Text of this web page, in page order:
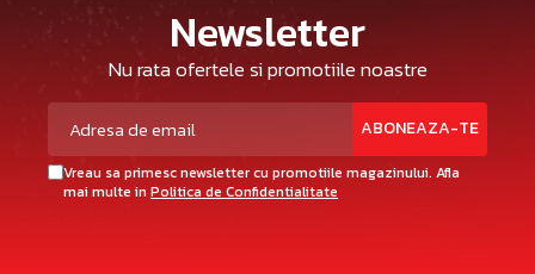
Newsletter
Nu rata ofertele si promotiile noastre
Vreau sa primesc newsletter cu promotiile magazinului. Afla
mai multe in Politica de Confidentialitate